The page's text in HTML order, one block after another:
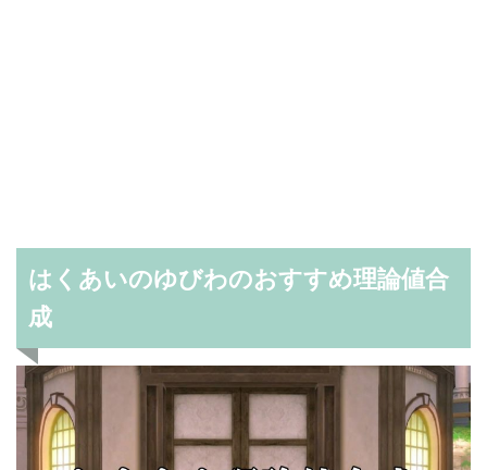
はくあいのゆびわのおすすめ理論値合
成